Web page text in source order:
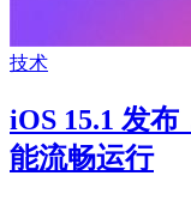
技术
iOS 15.1 发布
能流畅运行